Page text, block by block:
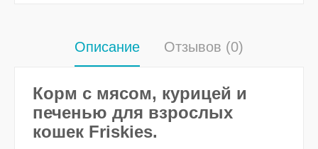
Описание Отзывов (0)
Корм с мясом, курицей и
печенью для взрослых
кошек Friskies.